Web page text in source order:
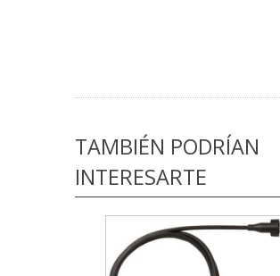
TAMBIÉN PODRÍAN
INTERESARTE